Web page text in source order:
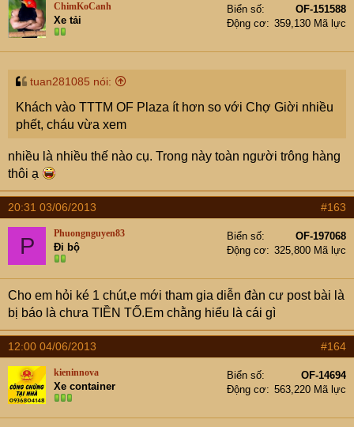
ChimKoCanh
Xe tải
Biển số
OF-151588
Động cơ
359,130 Mã lực
tuan281085 nói:
Khách vào TTTM OF Plaza ít hơn so với Chợ Giời nhiều
phết, cháu vừa xem
nhiều là nhiều thế nào cụ. Trong này toàn người trông hàng
thôi ạ
20:31 03/06/2013 #163
P Phuongnguyen83
Đi bộ
Biển số
OF-197068
Động cơ
325,800 Mã lực
Cho em hỏi ké 1 chút,e mới tham gia diễn đàn cư post bài là
bị báo là chưa TIỀN TỐ.Em chằng hiểu là cái gì
12:00 04/06/2013 #164
kieninnova
Xe container
Biển số
OF-14694
Động cơ
563,220 Mã lực